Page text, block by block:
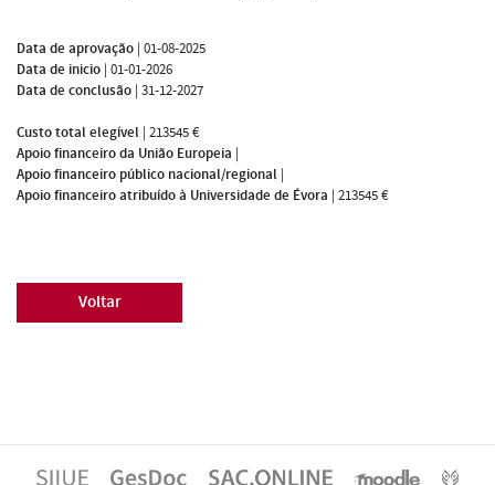
Data de aprovação | 01-08-2025
Data de inicio | 01-01-2026
Data de conclusão | 31-12-2027
Custo total elegível | 213545 €
Apoio financeiro da União Europeia |
Apoio financeiro público nacional/regional |
Apoio financeiro atribuído à Universidade de Évora | 213545 €
Voltar